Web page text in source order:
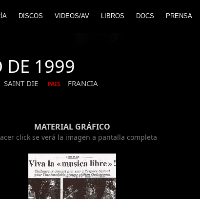
DISCOS VIDEOS/AV LIBROS DOCS PRENSA
DE 1999
SAINT DIE PAIS FRANCIA
MATERIAL GRÁFICO
click se verá la imagen a pantalla completa